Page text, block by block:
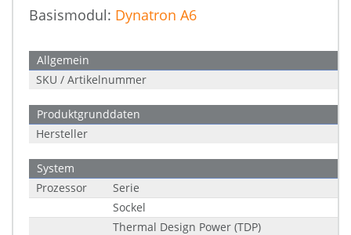
Basismodul: Dynatron A6
Allgemein
SKU / Artikelnummer
Produktgrunddaten
Hersteller
System
Prozessor
Serie
Sockel
Thermal Design Power (TDP)